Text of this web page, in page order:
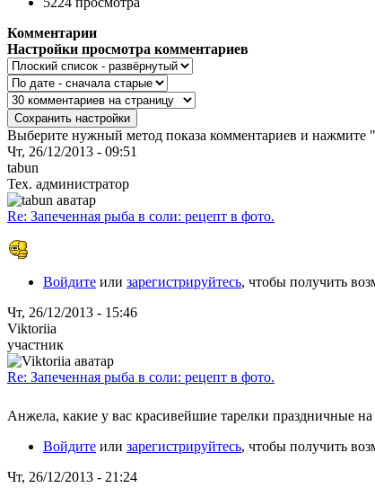
Комментарии
Настройки просмотра комментариев
Выберите нужный метод показа комментариев и нажмите
Чт, 26/12/2013 - 09:51
tabun
Тех. администратор
Re: Запеченная рыба в соли: рецепт в фото.
Войдите или зарегистрируйтесь, чтобы получить
Чт, 26/12/2013 - 15:46
Viktoriia
участник
Re: Запеченная рыба в соли: рецепт в фото.
Анжела, какие у вас красивейшие тарелки праздничные
Войдите или зарегистрируйтесь, чтобы получить
Чт, 26/12/2013 - 21:24